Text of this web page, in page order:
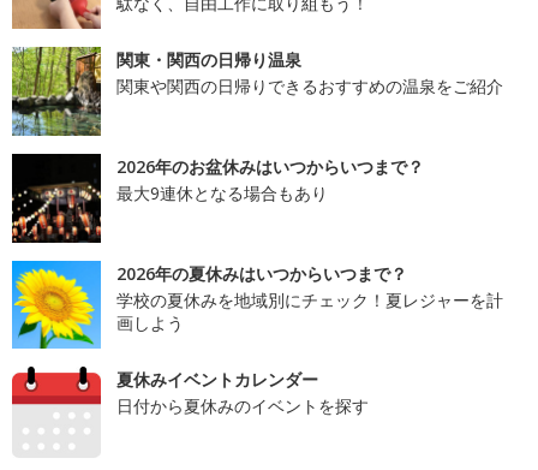
関東・関西の日帰り温泉
関東や関西の日帰りできるおすすめの温泉をご紹介
2026年のお盆休みはいつからいつまで？
最大9連休となる場合もあり
2026年の夏休みはいつからいつまで？
学校の夏休みを地域別にチェック！夏レジャーを計
画しよう
夏休みイベントカレンダー
日付から夏休みのイベントを探す